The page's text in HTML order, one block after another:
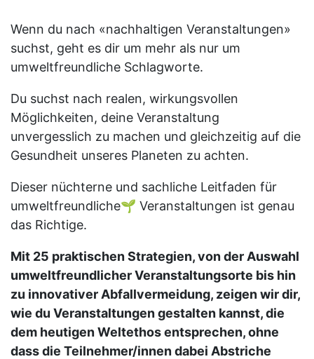
Wenn du nach «nachhaltigen Veranstaltungen»
suchst, geht es dir um mehr als nur um
umweltfreundliche Schlagworte.
Du suchst nach realen, wirkungsvollen
Möglichkeiten, deine Veranstaltung
unvergesslich zu machen und gleichzeitig auf die
Gesundheit unseres Planeten zu achten.
Dieser nüchterne und sachliche Leitfaden für
umweltfreundliche🌱 Veranstaltungen ist genau
das Richtige.
Mit 25 praktischen Strategien, von der Auswahl
umweltfreundlicher Veranstaltungsorte bis hin
zu innovativer Abfallvermeidung, zeigen wir dir,
wie du Veranstaltungen gestalten kannst, die
dem heutigen Weltethos entsprechen, ohne
dass die Teilnehmer/innen dabei Abstriche